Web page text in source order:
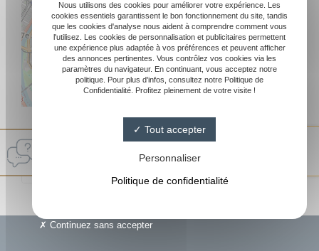
Sylvie Medium
Nous utilisons des cookies pour améliorer votre expérience. Les
cookies essentiels garantissent le bon fonctionnement du site, tandis
que les cookies d'analyse nous aident à comprendre comment vous
l'utilisez. Les cookies de personnalisation et publicitaires permettent
une expérience plus adaptée à vos préférences et peuvent afficher
des annonces pertinentes. Vous contrôlez vos cookies via les
paramètres du navigateur. En continuant, vous acceptez notre
politique. Pour plus d'infos, consultez notre Politique de
Confidentialité. Profitez pleinement de votre visite !
Tout accepter
Personnaliser
Politique de confidentialité
Continuez sans accepter